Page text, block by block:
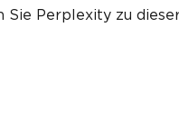
Sie Perplexity zu